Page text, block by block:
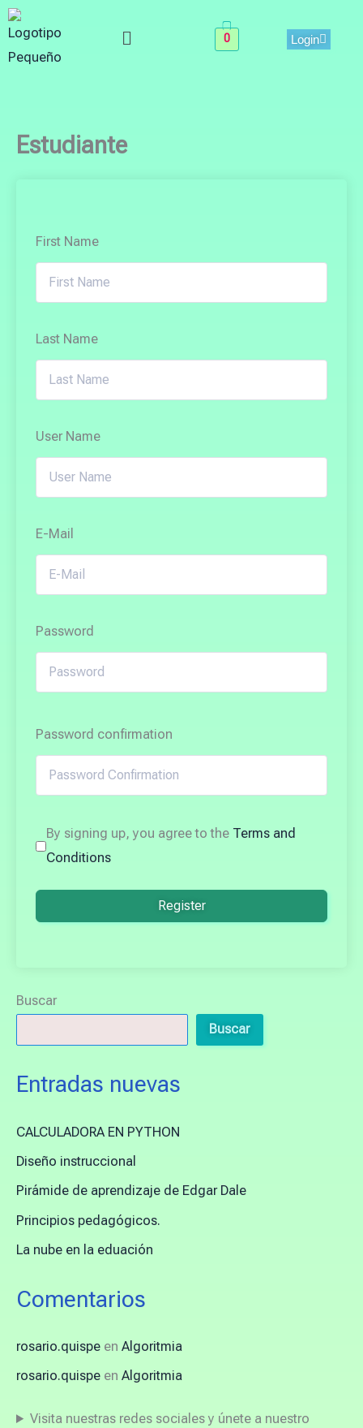
Skip
to
content
Menu 0 Login
Buscar
Buscar
Entradas nuevas
CALCULADORA EN PYTHON
Diseño instruccional
Pirámide de aprendizaje de Edgar Dale
Principios pedagógicos.
La nube en la eduación
Comentarios
rosario.quispe en Algoritmia
rosario.quispe en Algoritmia
Visita nuestras redes sociales y únete a nuestro
Estudiante
First Name
Last Name
User Name
E-Mail
Password
Password confirmation
By signing up, you agree to the Terms and
Conditions
Register